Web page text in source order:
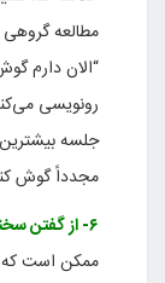
مطالعه گروهی
“الان دارم
رونویسی
جلسه بیشترین
مجدداً گوش
۶- از گفتن سخنان ناامید کننده بپرهیزید و به هم انگیزه دهید
ممکن است که